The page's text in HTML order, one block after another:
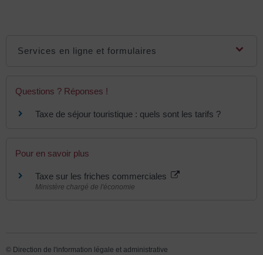
Services en ligne et formulaires
Questions ? Réponses !
Taxe de séjour touristique : quels sont les tarifs ?
Pour en savoir plus
Taxe sur les friches commerciales
Ministère chargé de l'économie
© Direction de l'information légale et administrative